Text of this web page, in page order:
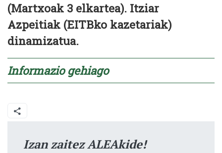
(Martxoak 3 elkartea). Itziar
Azpeitiak (EITBko kazetariak)
dinamizatua.
Informazio gehiago
Izan zaitez ALEAkide!